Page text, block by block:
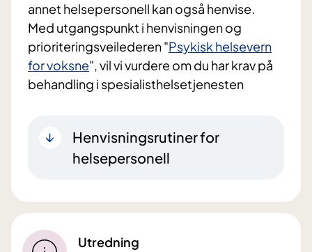
annet helsepersonell kan også henvise.
Med utgangspunkt i henvisningen og
prioriteringsveilederen "Psykisk helsevern
for voksne", vil vi vurdere om du har krav på
behandling i spesialisthelsetjenesten
Henvisningsrutiner for
helsepersonell
Utredning